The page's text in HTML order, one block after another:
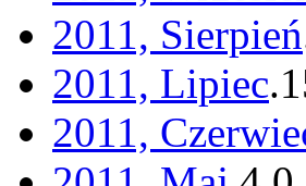
2011, Sierpień
2011, Lipiec.
2011,